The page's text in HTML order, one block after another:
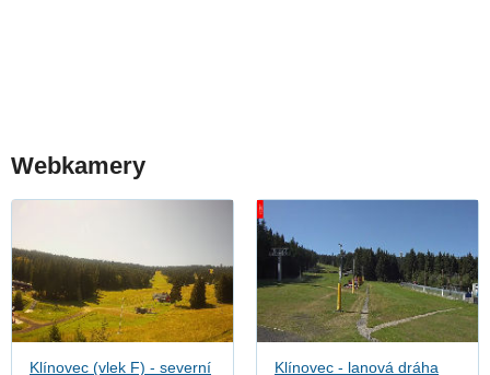
Webkamery
Klínovec (vlek F) - severní
Klínovec - lanová dráha